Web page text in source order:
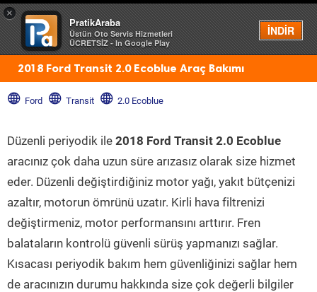
×
PratikAraba
Üstün Oto Servis Hizmetleri
ÜCRETSİZ - In Google Play
İNDİR
Menü
2018 Ford Transit 2.0 Ecoblue Araç Bakımı
Ford Transit 2.0 Ecoblue
Düzenli periyodik ile 2018 Ford Transit 2.0 Ecoblue
aracınız çok daha uzun süre arızasız olarak size hizmet
eder. Düzenli değiştirdiğiniz motor yağı, yakıt bütçenizi
azaltır, motorun ömrünü uzatır. Kirli hava filtrenizi
değiştirmeniz, motor performansını arttırır. Fren
balataların kontrolü güvenli sürüş yapmanızı sağlar.
Kısacası periyodik bakım hem güvenliğinizi sağlar hem
de aracınızın durumu hakkında size çok değerli bilgiler